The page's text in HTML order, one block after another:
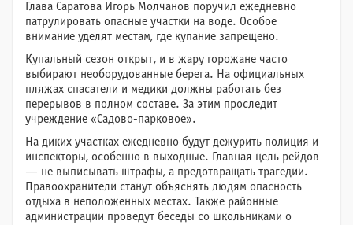
Глава Саратова Игорь Молчанов поручил ежедневно
патрулировать опасные участки на воде. Особое
внимание уделят местам, где купание запрещено.
Купальный сезон открыт, и в жару горожане часто
выбирают необорудованные берега. На официальных
пляжах спасатели и медики должны работать без
перерывов в полном составе. За этим проследит
учреждение «Садово-парковое».
На диких участках ежедневно будут дежурить полиция и
инспекторы, особенно в выходные. Главная цель рейдов
— не выписывать штрафы, а предотвращать трагедии.
Правоохранители станут объяснять людям опасность
отдыха в неположенных местах. Также районные
администрации проведут беседы со школьниками о